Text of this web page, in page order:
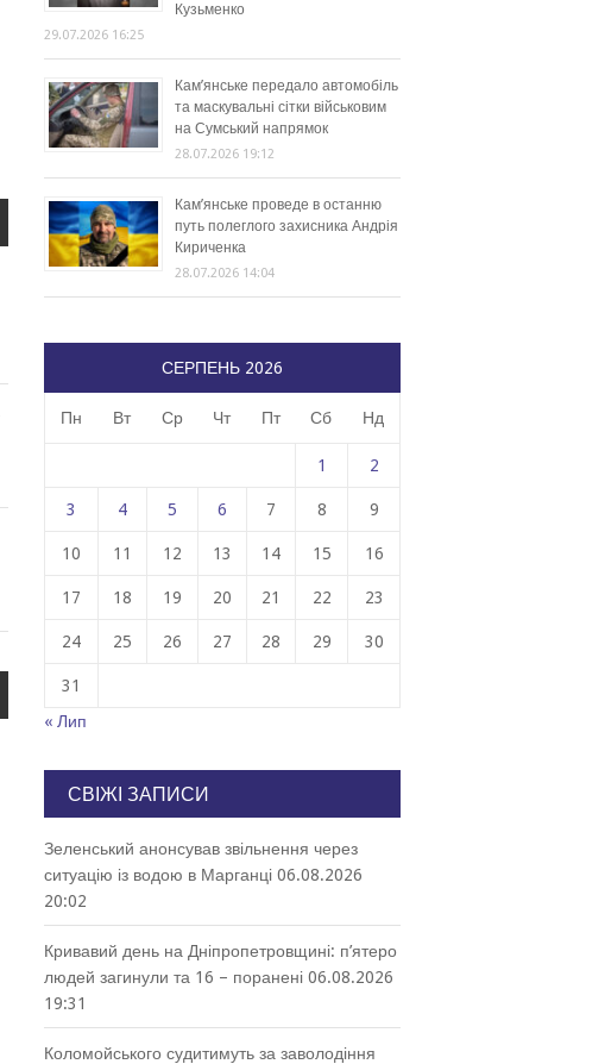
Кузьменко
29.07.2026 16:25
Кам’янське передало автомобіль
та маскувальні сітки військовим
на Сумський напрямок
28.07.2026 19:12
Кам’янське проведе в останню
путь полеглого захисника Андрія
Кириченка
28.07.2026 14:04
СЕРПЕНЬ 2026
Пн Вт Ср Чт Пт Сб Нд
1 2
3 4 5 6 7 8 9
10 11 12 13 14 15 16
17 18 19 20 21 22 23
24 25 26 27 28 29 30
31
« Лип
СВІЖІ ЗАПИСИ
Зеленський анонсував звільнення через
ситуацію із водою в Марганці 06.08.2026
20:02
Кривавий день на Дніпропетровщині: п’ятеро
людей загинули та 16 – поранені 06.08.2026
19:31
Коломойського судитимуть за заволодіння